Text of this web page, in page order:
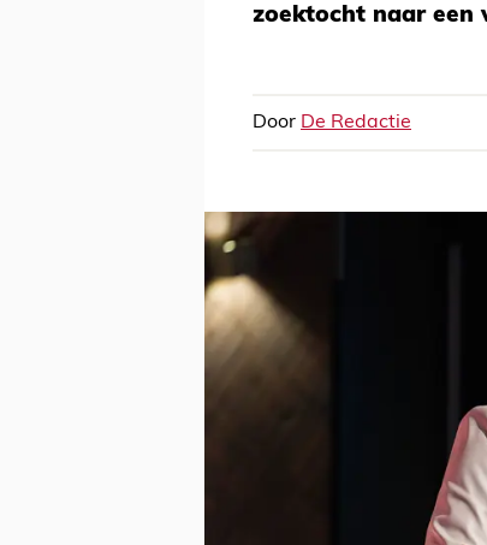
zoektocht naar een
Door De Redactie